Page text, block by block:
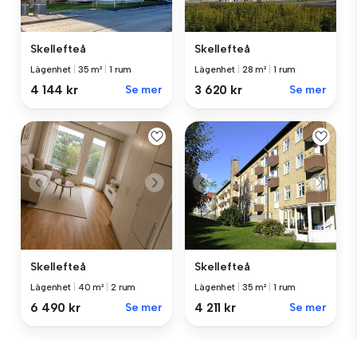
Skellefteå
Lägenhet 35 m² 1 rum
4 144 kr Se mer
Skellefteå
Lägenhet 28 m² 1 rum
3 620 kr Se mer
Skellefteå
Lägenhet 40 m² 2 rum
6 490 kr Se mer
Skellefteå
Lägenhet 35 m² 1 rum
4 211 kr Se mer